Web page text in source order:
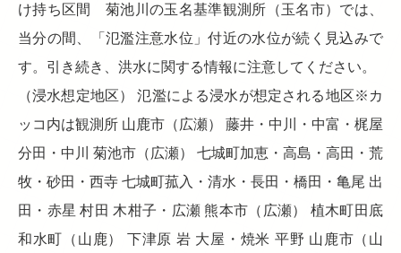
け持ち区間 菊池川の玉名基準観測所（玉名市）では、
当分の間、「氾濫注意水位」付近の水位が続く見込みで
す。引き続き、洪水に関する情報に注意してください。
（浸水想定地区） 氾濫による浸水が想定される地区※カ
ッコ内は観測所 山鹿市（広瀬） 藤井・中川・中富・梶屋
分田・中川 菊池市（広瀬） 七城町加恵・高島・高田・荒
牧・砂田・西寺 七城町菰入・清水・長田・橋田・亀尾 出
田・赤星 村田 木柑子・広瀬 熊本市（広瀬） 植木町田底
和水町（山鹿） 下津原 岩 大屋・焼米 平野 山鹿市（山